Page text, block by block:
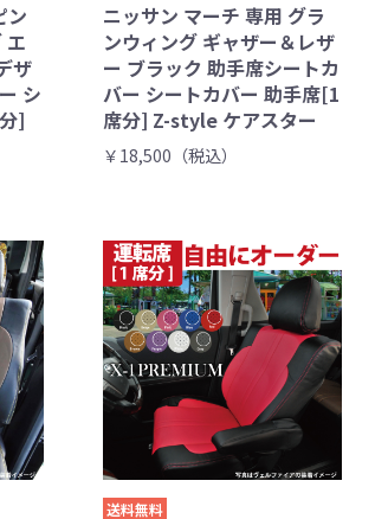
ン
エ
ザ
シ
]
ニッサン マーチ 専用 グラ
ンウィング ギャザー＆レザ
ー ブラック 助手席シートカ
バー シートカバー 助手席[1
席分] Z-style ケアスター
￥18,500（税込）
送料無料